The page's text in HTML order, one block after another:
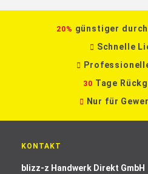
20% günstiger
Schnelle
30 Tage
Nur für
KONTAKT
blizz-z Handwerk Direkt GmbH